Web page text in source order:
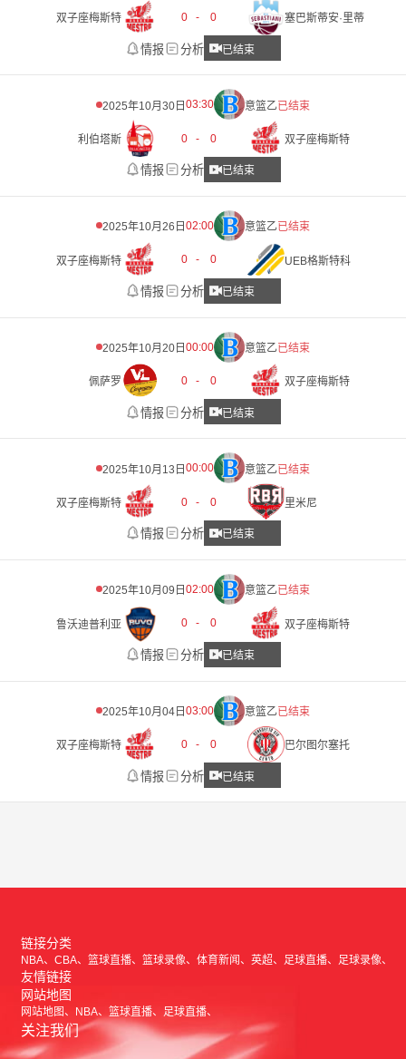
双子座梅斯特 0 - 0 塞巴斯蒂安·里蒂
情报 分析 已结束
2025年10月30日 03:30 意篮乙已结束
利伯塔斯 0 - 0 双子座梅斯特
情报 分析 已结束
2025年10月26日 02:00 意篮乙已结束
双子座梅斯特 0 - 0 UEB格斯特科
情报 分析 已结束
2025年10月20日 00:00 意篮乙已结束
佩萨罗 0 - 0 双子座梅斯特
情报 分析 已结束
2025年10月13日 00:00 意篮乙已结束
双子座梅斯特 0 - 0 里米尼
情报 分析 已结束
2025年10月09日 02:00 意篮乙已结束
鲁沃迪普利亚 0 - 0 双子座梅斯特
情报 分析 已结束
2025年10月04日 03:00 意篮乙已结束
双子座梅斯特 0 - 0 巴尔图尔塞托
情报 分析 已结束
链接分类
NBA CBA 篮球直播 篮球录像 体育新闻 英超 足球直播 足球录像
友情链接
网站地图
网站地图 NBA 篮球直播 足球直播
关注我们